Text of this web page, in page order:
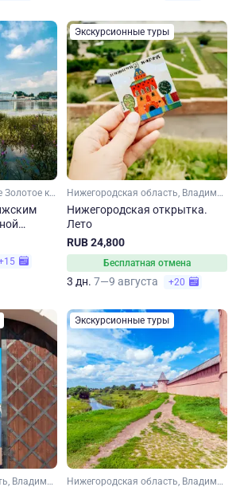
Золотое кольцо, Малое Золотое кольцо, Владимирская область, Ивановская область, Костромская область
Экскурсионные туры
Нижегородская область, Владимирская область
Нижегородская открытка.
Лето
RUB 24,800
Бесплатная отмена
3 дн. 7—9 августа +20
Нижегородская область, Владимирская область, Золотое кольцо, Малое Золотое кольцо
Экскурсионные туры
Нижегородская область, Владимирская область, Золотое кольцо, Малое Золотое кольцо